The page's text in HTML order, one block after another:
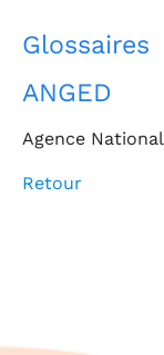
Glossaires
ANGED
Agence
Retour